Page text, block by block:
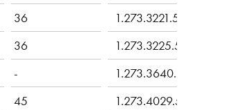
36
1.273.3221.50
36
1.273.3225.50
-
1.273.3640.11
45
1.273.4029.50